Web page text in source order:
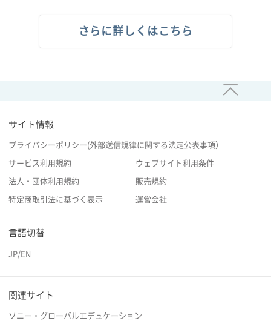
さらに詳しくはこちら
サイト情報
プライバシーポリシー(外部送信規律に関する法定公表事項）
サービス利用規約 ウェブサイト利用条件
法人・団体利用規約 販売規約
特定商取引法に基づく表示 運営会社
言語切替
JP/EN
関連サイト
ソニー・グローバルエデュケーション